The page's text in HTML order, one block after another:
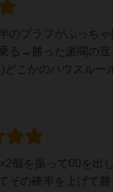
のブラフがぶっち
る→勝った派閥の
こかのハウスルー
個を振って00を出
その確率を上げて